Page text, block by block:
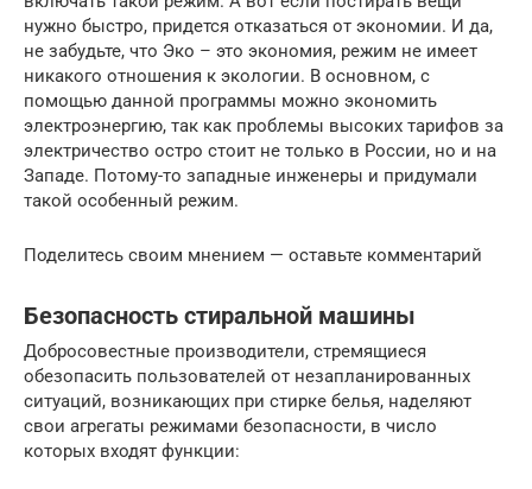
нужно быстро, придется отказаться от экономии. И да,
не забудьте, что Эко – это экономия, режим не имеет
никакого отношения к экологии. В основном, с
помощью данной программы можно экономить
электроэнергию, так как проблемы высоких тарифов за
электричество остро стоит не только в России, но и на
Западе. Потому-то западные инженеры и придумали
такой особенный режим.
Поделитесь своим мнением — оставьте комментарий
Безопасность стиральной машины
Добросовестные производители, стремящиеся
обезопасить пользователей от незапланированных
ситуаций, возникающих при стирке белья, наделяют
свои агрегаты режимами безопасности, в число
которых входят функции: